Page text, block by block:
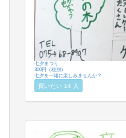
七夕まつり
300円（税別）
七夕を一緒に楽しみませんか？
買いたい 14 人